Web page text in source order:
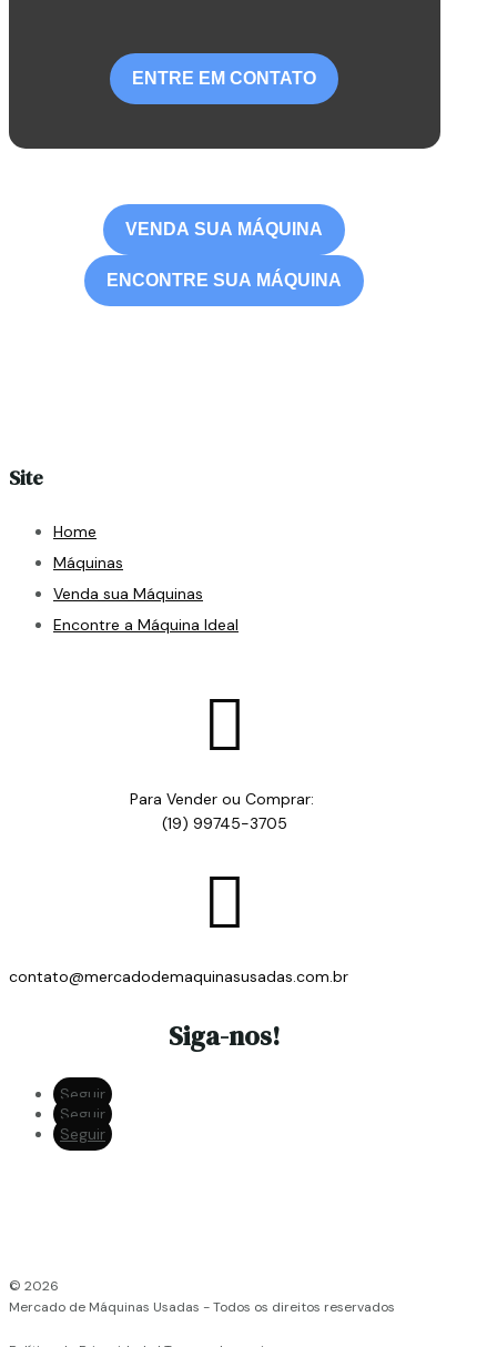
ENTRE EM CONTATO
VENDA SUA MÁQUINA
ENCONTRE SUA MÁQUINA
Site
Home
Máquinas
Venda sua Máquinas
Encontre a Máquina Ideal

Para Vender ou Comprar:
(19) 99745-3705

contato@mercadodemaquinasusadas.com.br
Siga-nos!
Seguir
Seguir
Seguir
© 2026
Mercado de Máquinas Usadas - Todos os direitos reservados